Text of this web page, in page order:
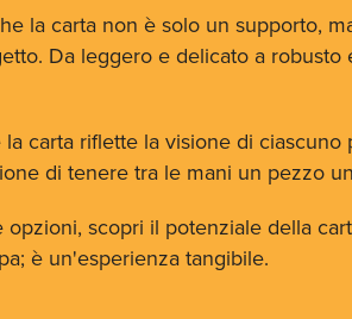
la carta non è solo un supporto,
Da leggero e delicato a
la carta riflette la visione di
di tenere tra le mani un pezzo
opzioni, scopri il potenziale della
è un'esperienza tangibile.